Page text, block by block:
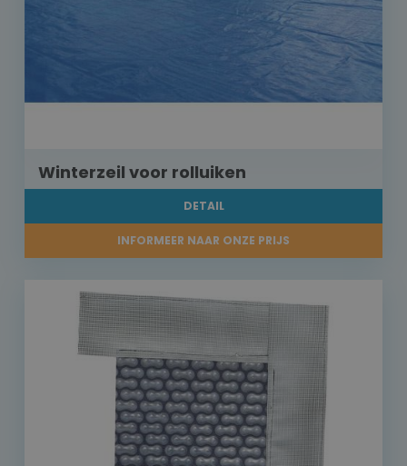
Winterzeil voor rolluiken
DETAIL
INFORMEER NAAR ONZE PRIJS